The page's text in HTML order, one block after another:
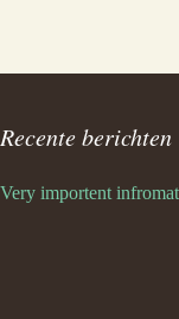
Recente berichten